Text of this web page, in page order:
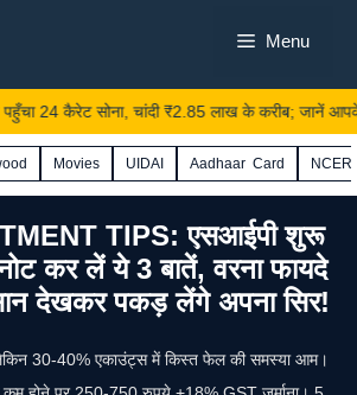
Menu
24 कैरेट सोना, चांदी ₹2.85 लाख के करीब; जानें आपके
Movies UIDAI Aadhaar Card
TIPS: एसआईपी शुरू
कर लें ये 3 बातें, वरना फायदे
देखकर पकड़ लेंगे अपना सिर!
30-40% एकाउंट्स में किस्त फेल की समस्या आम।